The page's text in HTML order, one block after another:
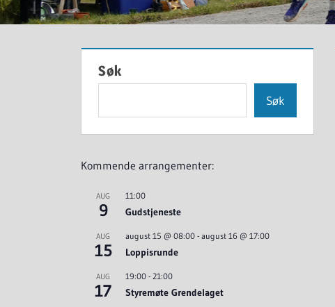
Søk
Søk
Kommende arrangementer:
AUG
9
11:00
Gudstjeneste
AUG
15
august 15 @ 08:00 - august 16 @ 17:00
Loppisrunde
AUG
17
19:00 - 21:00
Styremøte Grendelaget